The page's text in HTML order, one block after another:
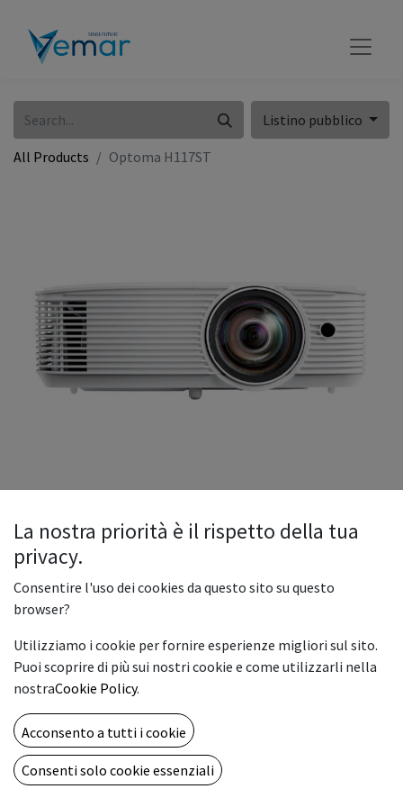
Listino pubblico
All Products Optoma H117ST
Optoma H117ST
H117ST
Focale:CortaTecnologia di proiezione:DLPLuminosità:3800
ANSI lumenRisoluzione Nativa:WXGA
(1280x800)Formato:16:10Rapporto contrasto:30000
:1Colore:BiancoWireless:OpzionaleInterattivo:✘
499.00€
La nostra priorità è il rispetto della tua
privacy.
Consentire l'uso dei cookies da questo sito su questo
browser?
Utilizziamo i cookie per fornire esperienze migliori sul sito.
Puoi scoprire di più sui nostri cookie e come utilizzarli nella
nostraCookie Policy.
Acconsento a tutti i cookie
Consenti solo cookie essenziali